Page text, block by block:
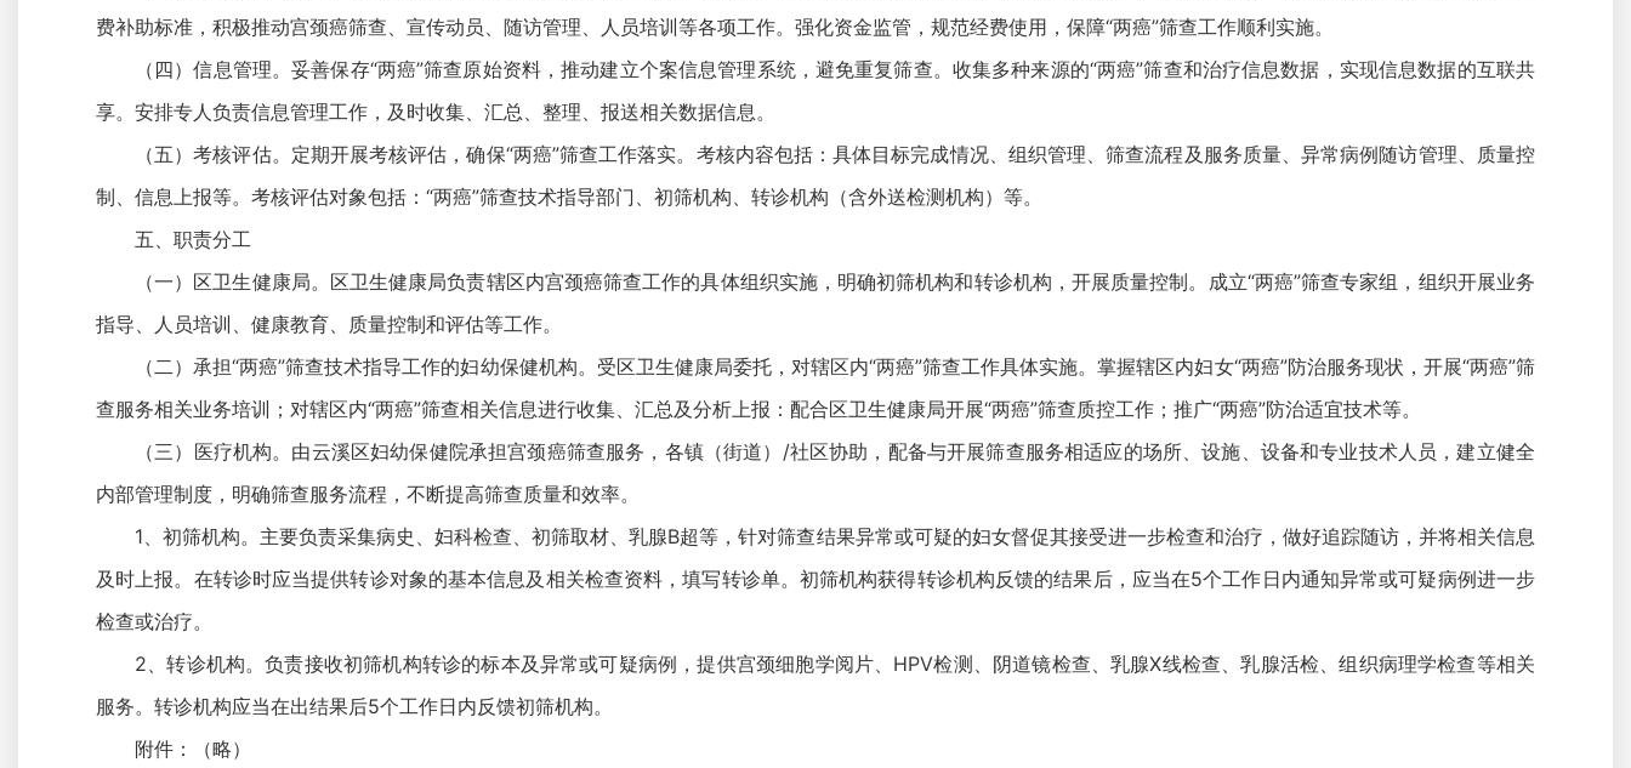
费补助标准，积极推动宫颈癌筛查、宣传动员、随访管理、人员培训等各项工作。强化资金监管，规范经费使用，保障“两癌”筛查工作顺利实施。
（四）信息管理。妥善保存“两癌”筛查原始资料，推动建立个案信息管理系统，避免重复筛查。收集多种来源的“两癌”筛查和治疗信息数据，实现信息数据的互联共
享。安排专人负责信息管理工作，及时收集、汇总、整理、报送相关数据信息。
（五）考核评估。定期开展考核评估，确保“两癌”筛查工作落实。考核内容包括：具体目标完成情况、组织管理、筛查流程及服务质量、异常病例随访管理、质量控
制、信息上报等。考核评估对象包括：“两癌”筛查技术指导部门、初筛机构、转诊机构（含外送检测机构）等。
五、职责分工
（一）区卫生健康局。区卫生健康局负责辖区内宫颈癌筛查工作的具体组织实施，明确初筛机构和转诊机构，开展质量控制。成立“两癌”筛查专家组，组织开展业务
指导、人员培训、健康教育、质量控制和评估等工作。
（二）承担“两癌”筛查技术指导工作的妇幼保健机构。受区卫生健康局委托，对辖区内“两癌”筛查工作具体实施。掌握辖区内妇女“两癌”防治服务现状，开展“两癌”筛
查服务相关业务培训；对辖区内“两癌”筛查相关信息进行收集、汇总及分析上报：配合区卫生健康局开展“两癌”筛查质控工作；推广“两癌”防治适宜技术等。
（三）医疗机构。由云溪区妇幼保健院承担宫颈癌筛查服务，各镇（街道）/社区协助，配备与开展筛查服务相适应的场所、设施、设备和专业技术人员，建立健全
内部管理制度，明确筛查服务流程，不断提高筛查质量和效率。
1、初筛机构。主要负责采集病史、妇科检查、初筛取材、乳腺B超等，针对筛查结果异常或可疑的妇女督促其接受进一步检查和治疗，做好追踪随访，并将相关信息
及时上报。在转诊时应当提供转诊对象的基本信息及相关检查资料，填写转诊单。初筛机构获得转诊机构反馈的结果后，应当在5个工作日内通知异常或可疑病例进一步
检查或治疗。
2、转诊机构。负责接收初筛机构转诊的标本及异常或可疑病例，提供宫颈细胞学阅片、HPV检测、阴道镜检查、乳腺X线检查、乳腺活检、组织病理学检查等相关
服务。转诊机构应当在出结果后5个工作日内反馈初筛机构。
附件：（略）